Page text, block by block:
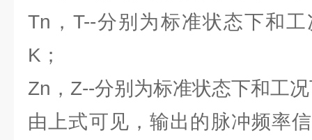
Tn，T--分别为标准状态下和
K；
Zn，Z--分别为标准状态下和工
由上式可见，输出的脉冲频率